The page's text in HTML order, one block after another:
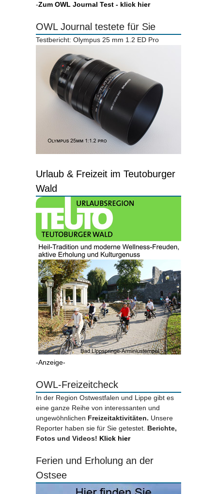
-Zum OWL Journal Test - klick hier
OWL Journal testete für Sie
Testbericht: Olympus 25 mm 1.2 ED Pro
Urlaub & Freizeit im Teutoburger
Wald
-Anzeige-
OWL-Freizeitcheck
In der Region Ostwestfalen und Lippe gibt es
eine ganze Reihe von interessanten und
ungewöhnlichen Freizeitaktivitäten. Unsere
Reporter haben sie für Sie getestet. Berichte,
Fotos und Videos! Klick hier
Ferien und Erholung an der
Ostsee